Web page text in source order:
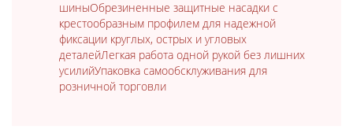
шиныОбрезиненные защитные насадки с
крестообразным профилем для надежной
фиксации круглых, острых и угловых
деталейЛегкая работа одной рукой без лишних
усилийУпаковка самообсклуживания для
розничной торговли